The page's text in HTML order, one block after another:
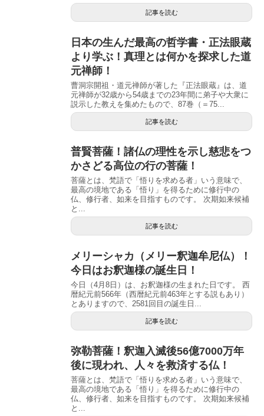
記事を読む
日本の生んだ最高の哲学書・正法眼蔵
より学ぶ！真理とは何かを探求した道
元禅師！
曹洞宗開祖・道元禅師が著した『正法眼蔵』は、道
元禅師が32歳から54歳までの23年間に弟子や大衆に
説示した教えを集めたもので、87巻（＝75...
記事を読む
普賢菩薩！諸仏の理性を示し慈悲をつ
かさどる高位の行の菩薩！
菩薩とは、梵語で「悟りを求める者」いう意味で、
最高の境地である「悟り」を得るために修行中の
仏、修行者、如来を目指すものです。 次期如来候補
と...
記事を読む
メリーシャカ（メリー釈迦牟尼仏）！
今日はお釈迦様の誕生日！
今日（4月8日）は、お釈迦様の生まれた日です。 西
暦紀元前566年（西暦紀元前463年とする説もあり）
とありますので、2581回目の誕生日...
記事を読む
弥勒菩薩！釈迦入滅後56億7000万年
後に現われ、人々を救済する仏！
菩薩とは、梵語で「悟りを求める者」いう意味で、
最高の境地である「悟り」を得るために修行中の
仏、修行者、如来を目指すものです。 次期如来候補
と...